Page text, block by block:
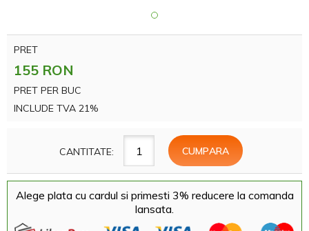
PRET
155 RON
PRET PER BUC
INCLUDE TVA 21%
CANTITATE:
Alege plata cu cardul si primesti 3% reducere la comanda
lansata.